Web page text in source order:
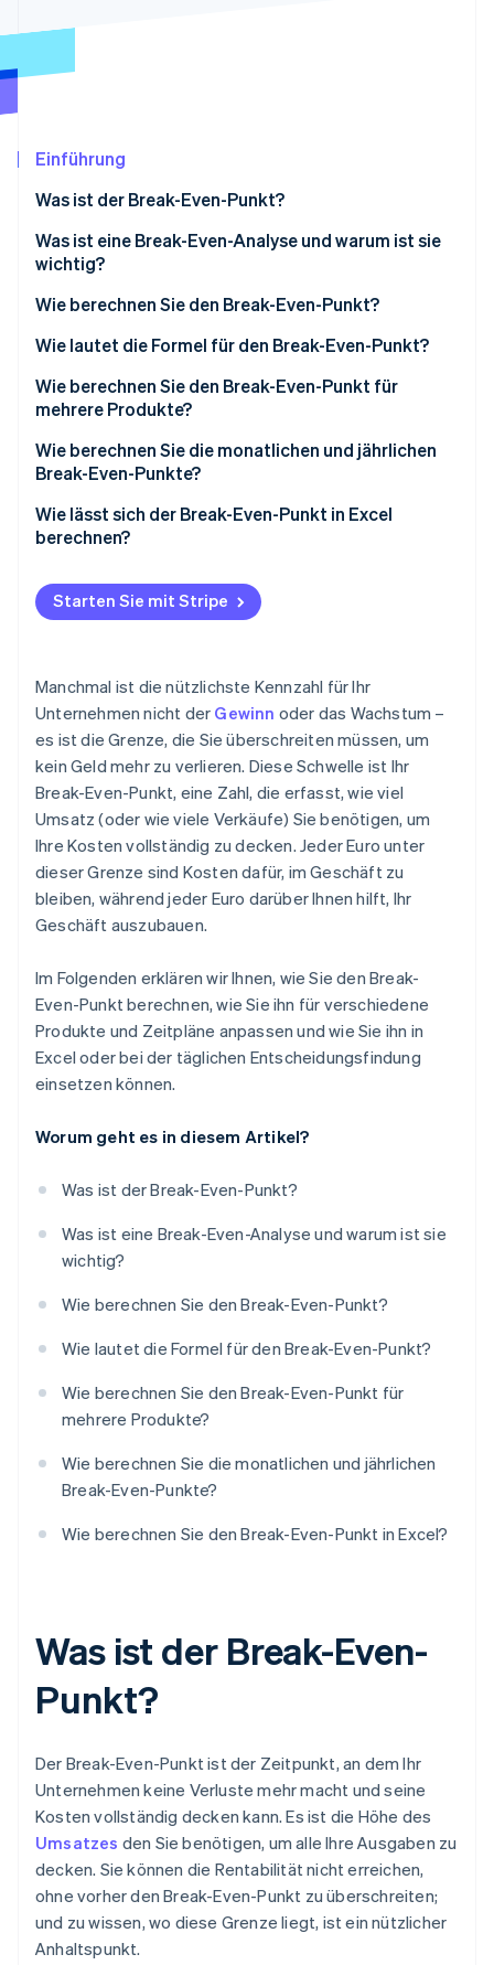
Stripe-Sessions 2026
Einführung
Was ist der Break-Even-Punkt?
Was ist eine Break-Even-Analyse und warum ist sie
wichtig?
Belastungstest für Ihre Preisgestaltung
Einen ehrlichen Überblick über Ihre Kosten erhalten
Realistische Verkaufsziele setzen
Ihre Sicherheitsmarge verstehen
Objektivere Entscheidungen treffen
Erfüllung der finanziellen Erwartungen
Wie berechnen Sie den Break-Even-Punkt?
Addieren Sie Ihre Fixkosten.
Bestimmen Sie Ihre variablen Kosten pro Einheit.
Wie lautet die Formel für den Break-Even-Punkt?
Break-Even-Punkt in Einheiten
Wie berechnen Sie den Break-Even-Punkt für
mehrere Produkte?
Definieren Sie Ihren Vertriebsmix.
und die variablen Kosten
Deckungsbeitrag.
Berechnen Sie die gesamten Break-Even-Einheiten.
zu.
Wie berechnen Sie die monatlichen und jährlichen
Break-Even-Punkte?
Monatlicher Break-Even-Punkt
Wie lässt sich der Break-Even-Punkt in Excel
berechnen?
Richten Sie die Berechnungen ein
Verwenden Sie Goal Seek, um den Break-Even-Punkt
Starten Sie mit Stripe
Manchmal ist die nützlichste Kennzahl für Ihr
Unternehmen nicht der Gewinn oder das Wachstum –
es ist die Grenze, die Sie überschreiten müssen, um
kein Geld mehr zu verlieren. Diese Schwelle ist Ihr
Break-Even-Punkt, eine Zahl, die erfasst, wie viel
Umsatz (oder wie viele Verkäufe) Sie benötigen, um
Ihre Kosten vollständig zu decken. Jeder Euro unter
dieser Grenze sind Kosten dafür, im Geschäft zu
bleiben, während jeder Euro darüber Ihnen hilft, Ihr
Geschäft auszubauen.
Im Folgenden erklären wir Ihnen, wie Sie den Break-
Even-Punkt berechnen, wie Sie ihn für verschiedene
Produkte und Zeitpläne anpassen und wie Sie ihn in
Excel oder bei der täglichen Entscheidungsfindung
einsetzen können.
Worum geht es in diesem Artikel?
Was ist der Break-Even-Punkt?
Was ist eine Break-Even-Analyse und warum ist sie
wichtig?
Wie berechnen Sie den Break-Even-Punkt?
Wie lautet die Formel für den Break-Even-Punkt?
Wie berechnen Sie den Break-Even-Punkt für
mehrere Produkte?
Wie berechnen Sie die monatlichen und jährlichen
Break-Even-Punkte?
Wie berechnen Sie den Break-Even-Punkt in Excel?
Was ist der Break-Even-
Punkt?
Der Break-Even-Punkt ist der Zeitpunkt, an dem Ihr
Unternehmen keine Verluste mehr macht und seine
Kosten vollständig decken kann. Es ist die Höhe des
Umsatzes den Sie benötigen, um alle Ihre Ausgaben zu
decken. Sie können die Rentabilität nicht erreichen,
ohne vorher den Break-Even-Punkt zu überschreiten;
und zu wissen, wo diese Grenze liegt, ist ein nützlicher
Anhaltspunkt.